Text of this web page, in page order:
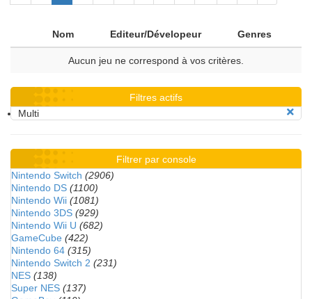
Nom Editeur/Dévelopeur Genres
Aucun jeu ne correspond à vos critères.
Filtres actifs
Multi
Filtrer par console
Nintendo Switch (2906)
Nintendo DS (1100)
Nintendo Wii (1081)
Nintendo 3DS (929)
Nintendo Wii U (682)
GameCube (422)
Nintendo 64 (315)
Nintendo Switch 2 (231)
NES (138)
Super NES (137)